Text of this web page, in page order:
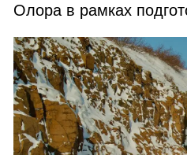
Олора в рамках